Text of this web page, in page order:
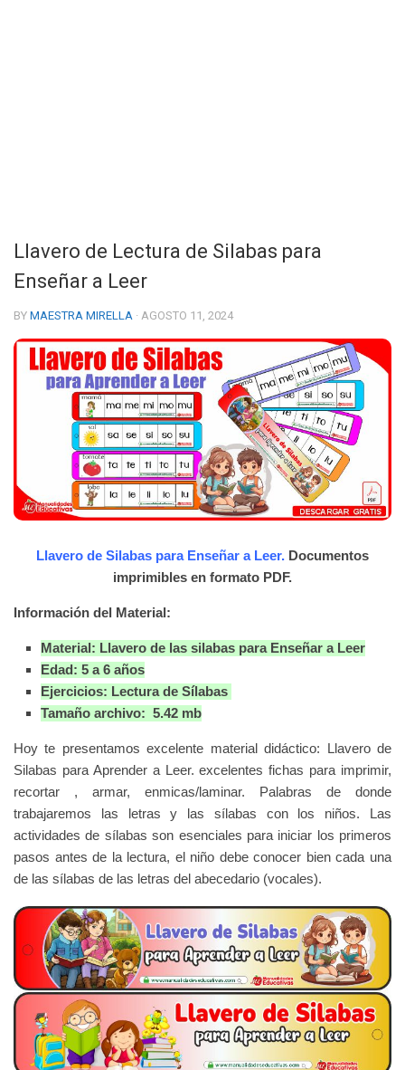
Llavero de Lectura de Silabas para
Enseñar a Leer
BY MAESTRA MIRELLA · AGOSTO 11, 2024
Llavero de Silabas para Enseñar a Leer. Documentos
imprimibles en formato PDF.
Información del Material:
Material: Llavero de las silabas para Enseñar a Leer
Edad: 5 a 6 años
Ejercicios: Lectura de Sílabas
Tamaño archivo: 5.42 mb
Hoy te presentamos excelente material didáctico: Llavero de
Silabas para Aprender a Leer. excelentes fichas para imprimir,
recortar , armar, enmicas/laminar. Palabras de donde
trabajaremos las letras y las sílabas con los niños. Las
actividades de sílabas son esenciales para iniciar los primeros
pasos antes de la lectura, el niño debe conocer bien cada una
de las sílabas de las letras del abecedario (vocales).